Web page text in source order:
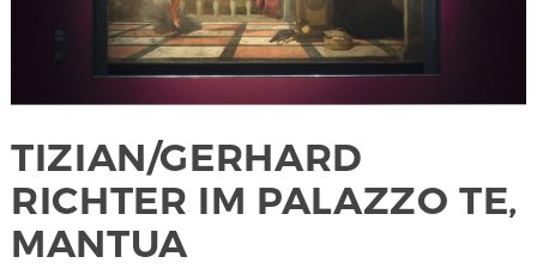
TIZIAN/GERHARD
RICHTER IM PALAZZO TE,
MANTUA